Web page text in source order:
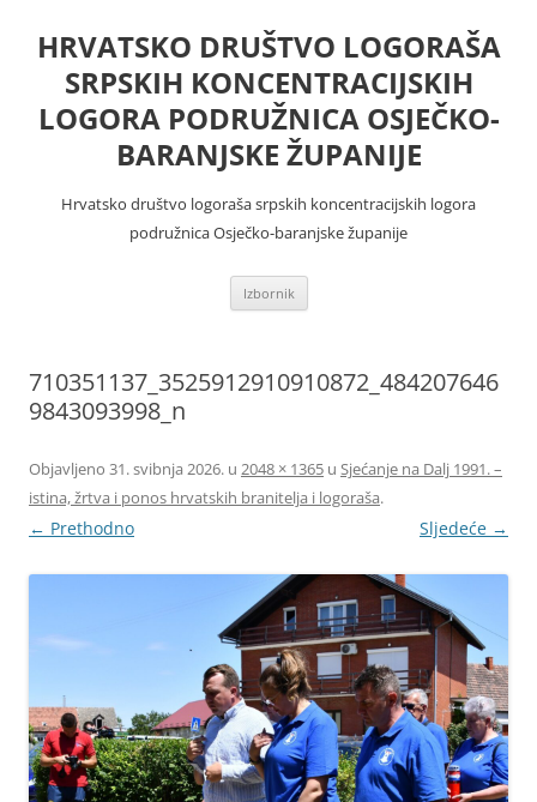
sadržaja
HRVATSKO DRUŠTVO LOGORAŠA
SRPSKIH KONCENTRACIJSKIH
LOGORA PODRUŽNICA OSJEČKO-
BARANJSKE ŽUPANIJE
Hrvatsko društvo logoraša srpskih koncentracijskih logora
podružnica Osječko-baranjske županije
Izbornik
710351137_3525912910910872_484207646
9843093998_n
Objavljeno 31. svibnja 2026. u 2048 × 1365 u Sjećanje na Dalj 1991. –
istina, žrtva i ponos hrvatskih branitelja i logoraša.
← Prethodno Sljedeće →